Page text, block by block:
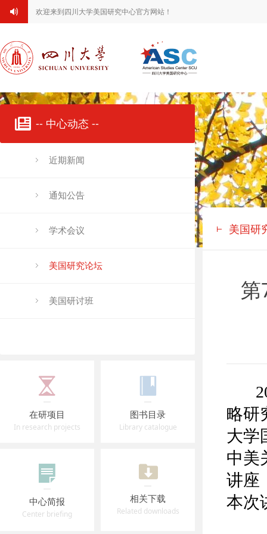
欢迎来到四川大学美国研究中心官方网站！
-- 中心动态 --
近期新闻
通知公告
学术会议
美国研究论坛
美国研讨班
在研项目
In research projects
图书目录
Library catalogue
中心简报
Center briefing
相关下载
Related downloads
美国研
第
略研
大学
中美
讲座
本次